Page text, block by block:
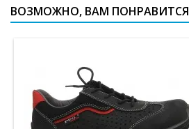
ВОЗМОЖНО, ВАМ ПОНРАВИТСЯ